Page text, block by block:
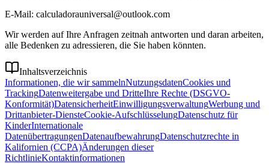
E-Mail: calculadorauniversal@outlook.com
Wir werden auf Ihre Anfragen zeitnah antworten und daran arbeiten,
alle Bedenken zu adressieren, die Sie haben könnten.
Inhaltsverzeichnis
Informationen, die wir sammelnNutzungsdatenCookies und
TrackingDatenweitergabe und DritteIhre Rechte (DSGVO-
Konformität)DatensicherheitEinwilligungsverwaltungWerbung und
Drittanbieter-DiensteCookie-AufschlüsselungDatenschutz für
KinderInternationale
DatenübertragungenDatenaufbewahrungDatenschutzrechte in
Kalifornien (CCPA)Änderungen dieser
RichtlinieKontaktinformationen